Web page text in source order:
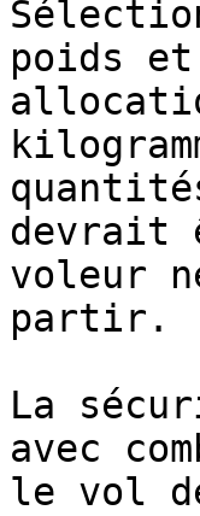
poids
devrait
voleur
partir.
La
avec
le vol